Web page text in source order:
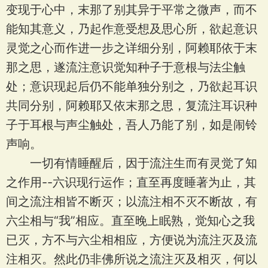
变现于心中，末那了别其异于平常之微声，而不
能知其意义，乃起作意受想及思心所，欲起意识
灵觉之心而作进一步之详细分别，阿赖耶依于末
那之思，遂流注意识觉知种子于意根与法尘触
处；意识现起后仍不能单独分别之，乃欲起耳识
共同分别，阿赖耶又依末那之思，复流注耳识种
子于耳根与声尘触处，吾人乃能了别，如是闹铃
声响。
一切有情睡醒后，因于流注生而有灵觉了知
之作用--六识现行运作；直至再度睡著为止，其
间之流注相皆不断灭；以流注相不灭不断故，有
六尘相与“我”相应。直至晚上眠熟，觉知心之我
已灭，方不与六尘相相应，方便说为流注灭及流
注相灭。然此仍非佛所说之流注灭及相灭，何以